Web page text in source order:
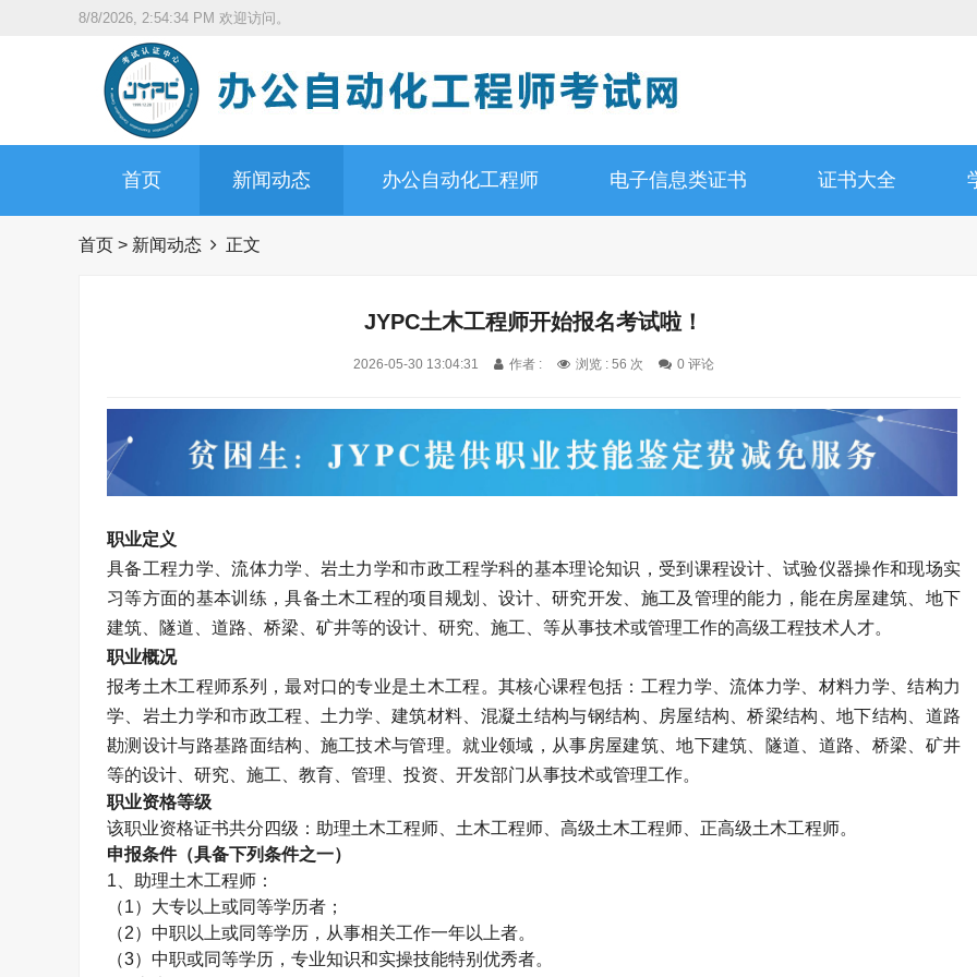
8/8/2026, 2:54:35 PM 欢迎访问。
首页 新闻动态 办公自动化工程师 电子信息类证书 证书大全
首页 > 新闻动态 正文
JYPC土木工程师开始报名考试啦！
2026-05-30 13:04:31 作者 : 浏览 : 56 次 0 评论
职业定义
具备工程力学、流体力学、岩土力学和市政工程学科的基本理论知识，受到课程设计、试验仪器操作和现场实
习等方面的基本训练，具备土木工程的项目规划、设计、研究开发、施工及管理的能力，能在房屋建筑、地下
建筑、隧道、道路、桥梁、矿井等的设计、研究、施工、等从事技术或管理工作的高级工程技术人才。
职业概况
报考土木工程师系列，最对口的专业是土木工程。其核心课程包括：工程力学、流体力学、材料力学、结构力
学、岩土力学和市政工程、土力学、建筑材料、混凝土结构与钢结构、房屋结构、桥梁结构、地下结构、道路
勘测设计与路基路面结构、施工技术与管理。就业领域，从事房屋建筑、地下建筑、隧道、道路、桥梁、矿井
等的设计、研究、施工、教育、管理、投资、开发部门从事技术或管理工作。
职业资格等级
该职业资格证书共分四级：助理土木工程师 土木工程师 、高级土木工程师 、正高级土木工程师。
申报条件（具备下列条件之一）
1、助理土木工程师 ：
（1）大专以上或同等学历者；
（2）中职以上或同等学历，从事相关工作一年以上者。
（3）中职或同等学历，专业知识和实操技能特别优秀者。